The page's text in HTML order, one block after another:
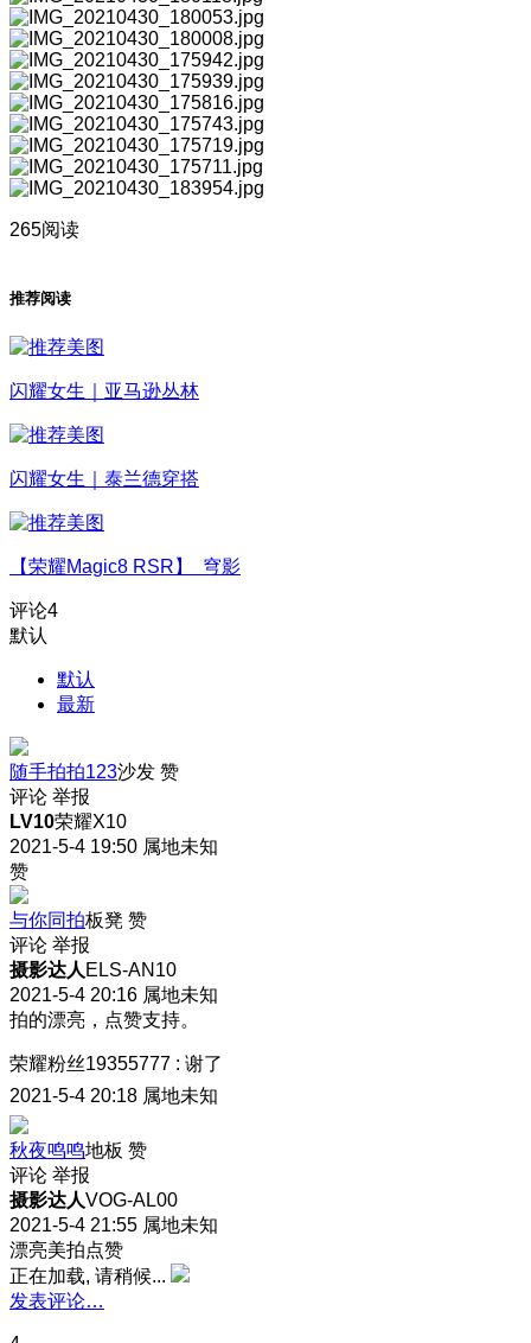
265阅读
推荐阅读
闪耀女生｜亚马逊丛林
闪耀女生｜泰兰德穿搭
【荣耀Magic8 RSR】 穹影
评论4
默认
默认
最新
随手拍拍123沙发 赞
评论 举报
LV10荣耀X10
2021-5-4 19:50 属地未知
赞
与你同拍板凳 赞
评论 举报
摄影达人 ELS-AN10
2021-5-4 20:16 属地未知
拍的漂亮，点赞支持。
荣耀粉丝19355777 : 谢了
2021-5-4 20:18 属地未知
秋夜鸣鸣地板 赞
评论 举报
摄影达人VOG-AL00
2021-5-4 21:55 属地未知
漂亮美拍点赞
正在加载, 请稍候...
发表评论…